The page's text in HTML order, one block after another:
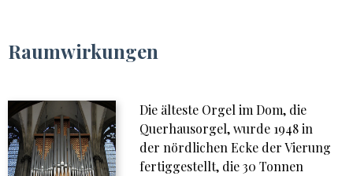
Raumwirkungen
Die älteste Orgel im Dom, die
Querhausorgel, wurde 1948 in
der nördlichen Ecke der Vierung
fertiggestellt, die 30 Tonnen